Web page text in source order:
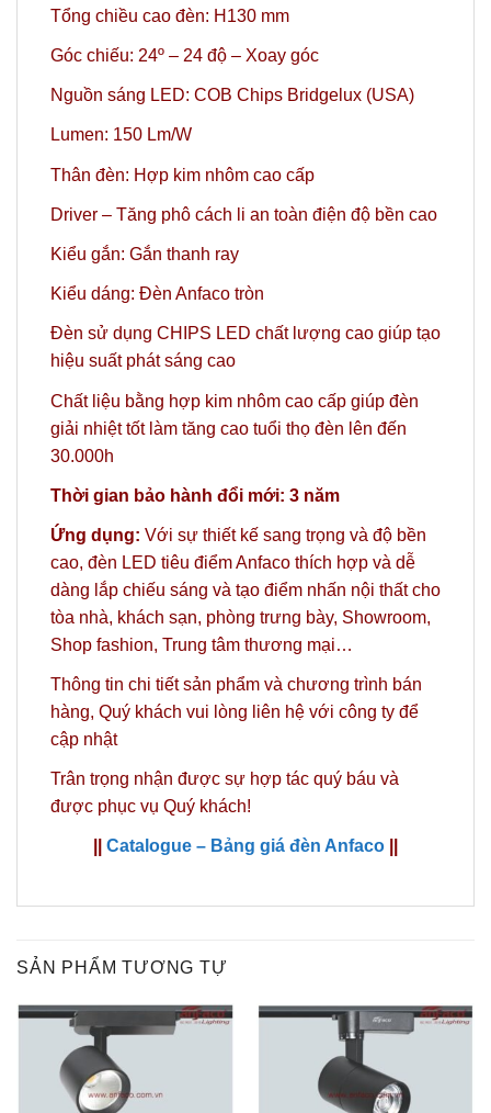
Tổng chiều cao đèn: H130 mm
Góc chiếu: 24º – 24 độ – Xoay góc
Nguồn sáng LED: COB Chips Bridgelux (USA)
Lumen: 150 Lm/W
Thân đèn: Hợp kim nhôm cao cấp
Driver – Tăng phô cách li an toàn điện độ bền cao
Kiểu gắn: Gắn thanh ray
Kiểu dáng: Đèn Anfaco tròn
Đèn sử dụng CHIPS LED chất lượng cao giúp tạo
hiệu suất phát sáng cao
Chất liệu bằng hợp kim nhôm cao cấp giúp đèn
giải nhiệt tốt làm tăng cao tuổi thọ đèn lên đến
30.000h
Thời gian bảo hành đổi mới: 3 năm
Ứng dụng: Với sự thiết kế sang trọng và độ bền
cao, đèn LED tiêu điểm Anfaco thích hợp và dễ
dàng lắp chiếu sáng và tạo điểm nhấn nội thất cho
tòa nhà, khách sạn, phòng trưng bày, Showroom,
Shop fashion, Trung tâm thương mại…
Thông tin chi tiết sản phẩm và chương trình bán
hàng, Quý khách vui lòng liên hệ với công ty để
cập nhật
Trân trọng nhận được sự hợp tác quý báu và
được phục vụ Quý khách!
Catalogue – Bảng giá đèn Anfaco
SẢN PHẨM TƯƠNG TỰ